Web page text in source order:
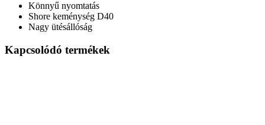
Könnyű nyomtatás
Shore keménység D40
Nagy ütésállóság
Kapcsolódó termékek